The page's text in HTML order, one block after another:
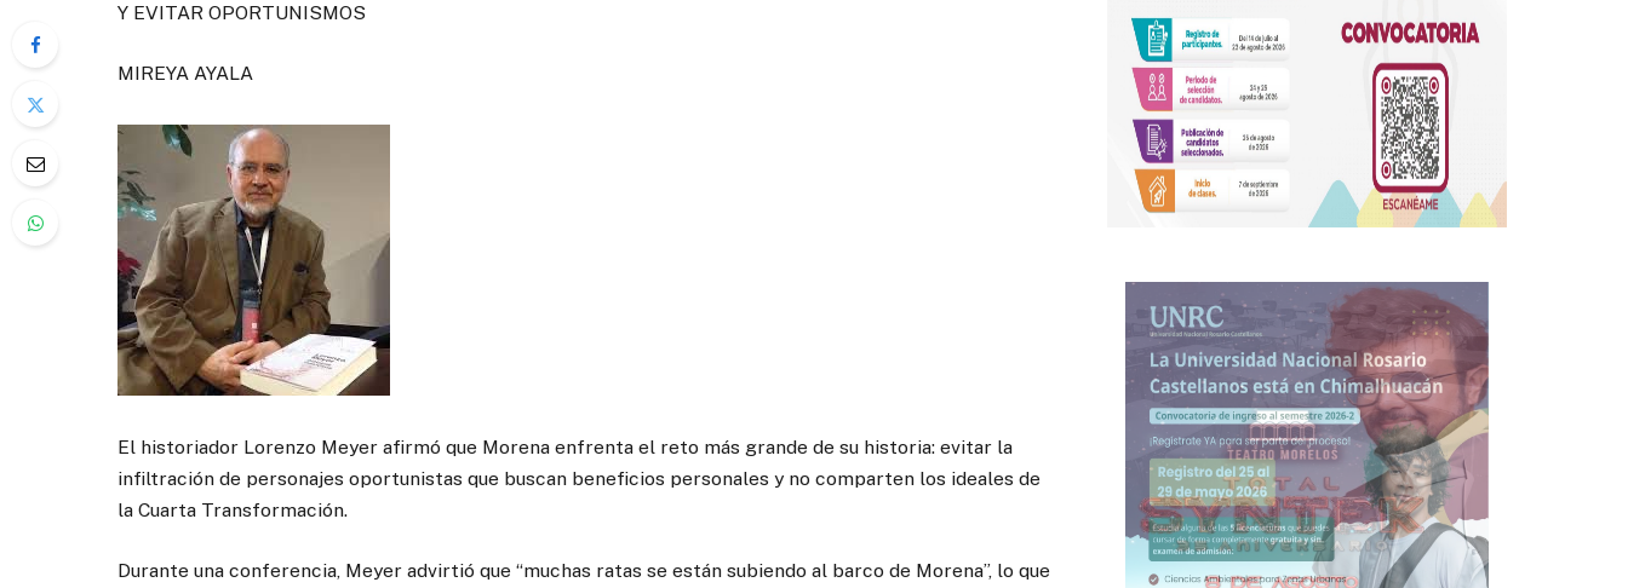
Y EVITAR OPORTUNISMOS
MIREYA AYALA
El historiador Lorenzo Meyer afirmó que Morena enfrenta el reto más grande de su historia: evitar la
infiltración de personajes oportunistas que buscan beneficios personales y no comparten los ideales de
la Cuarta Transformación.
Durante una conferencia, Meyer advirtió que “muchas ratas se están subiendo al barco de Morena”, lo que